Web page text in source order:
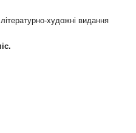
художні видання